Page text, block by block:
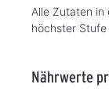
Alle Zutaten in
höchster
Nährwerte